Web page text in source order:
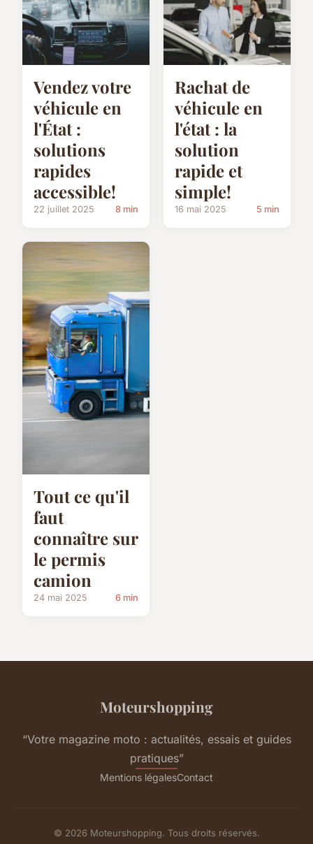
Vendez votre
véhicule en
l'État :
solutions
rapides
accessible!
22 juillet 2025 8 min
Rachat de
véhicule en
l'état : la
solution
rapide et
simple!
16 mai 2025 5 min
Tout ce qu'il
faut
connaître sur
le permis
camion
24 mai 2025 6 min
Moteurshopping
“Votre magazine moto : actualités, essais et guides
pratiques”
Mentions légalesContact
© 2026 Moteurshopping. Tous droits réservés.